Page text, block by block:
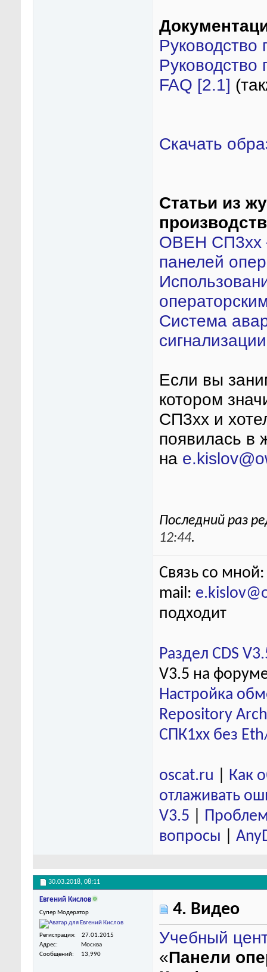
Руководство
Руководство
FAQ [2.1]
Скачать
Cтатьи из
ОВЕН СП3хх
панелей
Система
Если вы
котором
СП3хх и
появилась в
на
Последний раз
12:44.
Связь со
mail:
подходит
Раздел CDS
V3.5 на
Настройка
Repository
СПК1хх без
oscat.ru
Как
отлаживать
V3.5
вопросы
30.03.2018, 08:11
Евгений Кислов
Супер Модератор
Регистрация
27.01.2015
Адрес
Москва
Сообщений
13,990
4. Видео
Учебный
«Панели